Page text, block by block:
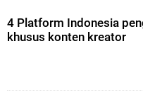
4 Platform Indonesia
khusus konten kreator